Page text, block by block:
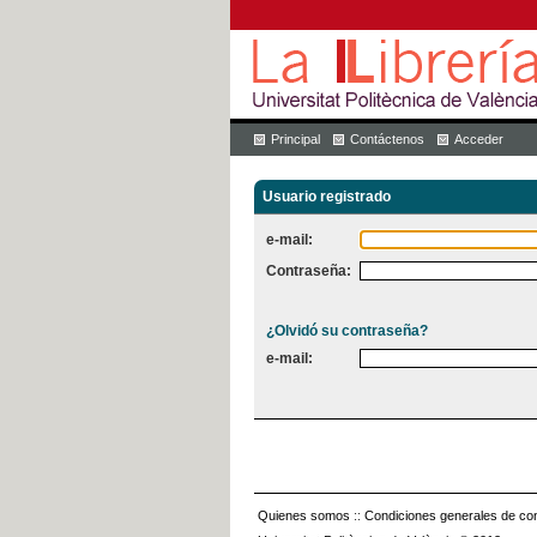
Principal Contáctenos Acceder
Usuario registrado
e-mail:
Contraseña:
¿Olvidó su contraseña?
e-mail:
Quienes somos :: Condiciones generales de